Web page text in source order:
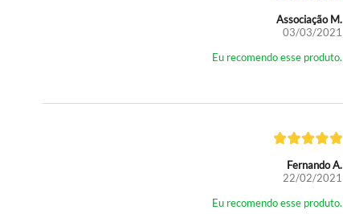
Associação M.
03/03/2021
Eu recomendo esse produto.
Fernando A.
22/02/2021
Eu recomendo esse produto.